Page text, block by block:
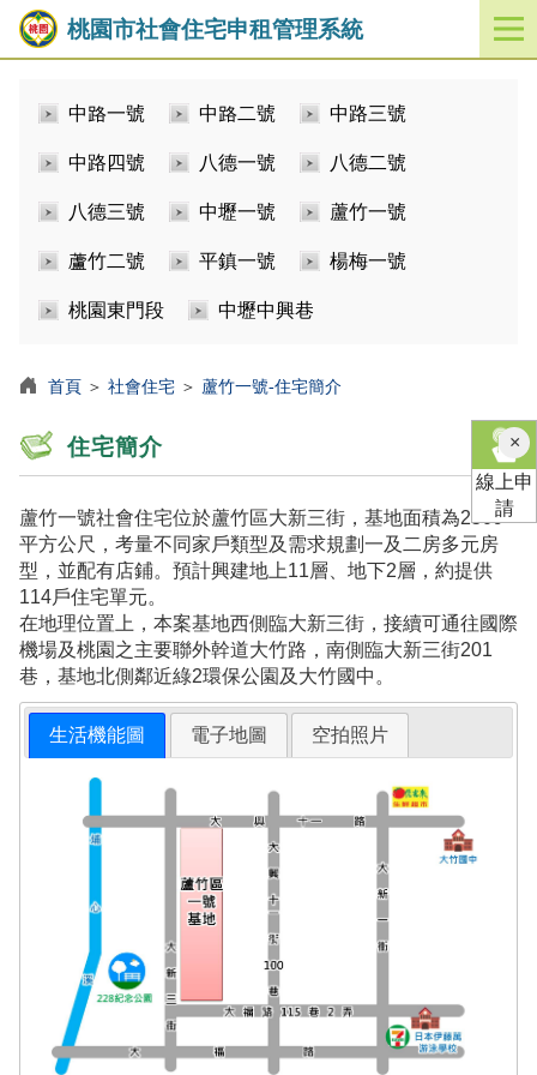
桃園市社會住宅申租管理系統
開
啟
中路一號 中路二號 中路三號
中路四號 八德一號 八德二號
八德三號 中壢一號 蘆竹一號
蘆竹二號 平鎮一號 楊梅一號
桃園東門段 中壢中興巷
首頁 ＞ 社會住宅 ＞ 蘆竹一號-住宅簡介
住宅簡介
蘆竹一號社會住宅位於蘆竹區大新三街，基地面積為2509
平方公尺，考量不同家戶類型及需求規劃一及二房多元房
型，並配有店鋪。預計興建地上11層、地下2層，約提供
114戶住宅單元。
在地理位置上，本案基地西側臨大新三街，接續可通往國際
機場及桃園之主要聯外幹道大竹路，南側臨大新三街201
巷，基地北側鄰近綠2環保公園及大竹國中。
生活機能圖 電子地圖 空拍照片
×關
閉
線上申
請